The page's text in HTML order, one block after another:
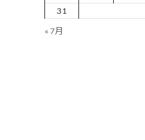
31
« 7月